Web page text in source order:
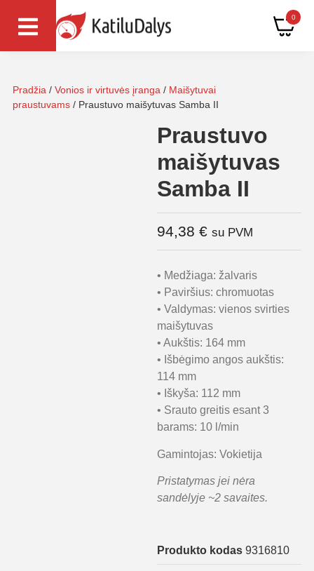
0
Pradžia / Vonios ir virtuvės įranga / Maišytuvai
praustuvams / Praustuvo maišytuvas Samba II
Praustuvo
maišytuvas
Samba II
94,38 € su PVM
• Medžiaga: žalvaris
• Paviršius: chromuotas
• Valdymas: vienos svirties
maišytuvas
• Aukštis: 164 mm
• Išbėgimo angos aukštis:
114 mm
• Iškyša: 112 mm
• Srauto greitis esant 3
barams: 10 l/min
Gamintojas: Vokietija
Pristatymas jei nėra
sandėlyje ~2 savaites.
Produkto kodas 9316810